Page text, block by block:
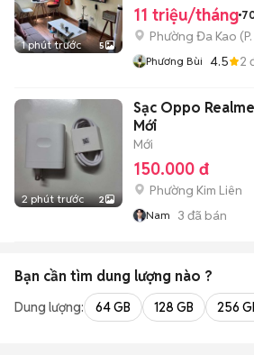
1 phút trước 5
11 triệu/tháng
Phường Đa Kao (
Phương Bùi 4.5 2
2 phút trước 2
Sạc Oppo
Mới
Mới
150.000 đ
Phường Kim Liên
Nam 3 đã bán
Bạn cần tìm dung lượng nào ?
Dung lượng: 64 GB 128 GB 256